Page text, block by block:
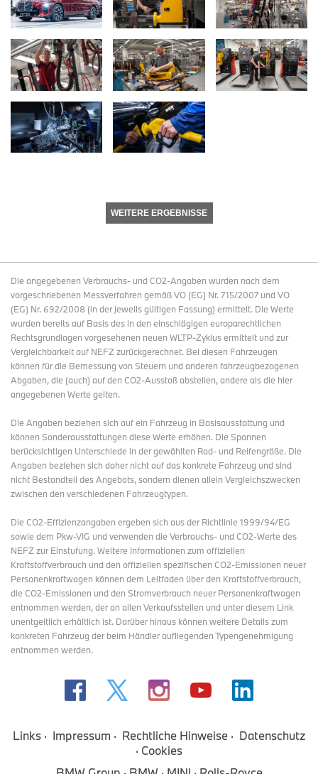
WEITERE ERGEBNISSE
Die angegebenen Verbrauchs- und CO2-Angaben wurden nach dem
vorgeschriebenen Messverfahren gemäß VO (EG) Nr. 715/2007 und VO
(EG) Nr. 692/2008 (in der jeweils gültigen Fassung) ermittelt. Die Werte
wurden bereits auf Basis des in den einschlägigen europarechtlichen
Rechtsgrundlagen vorgesehenen neuen WLTP-Zyklus ermittelt und zur
Vergleichbarkeit auf NEFZ zurückgerechnet. Bei diesen Fahrzeugen
können für die Bemessung von Steuern und anderen fahrzeugbezogenen
Abgaben, die (auch) auf den CO2-Ausstoß abstellen, andere als die hier
angegebenen Werte gelten.
Die Angaben beziehen sich auf ein Fahrzeug in Basisausstattung und
können Sonderausstattungen diese Werte erhöhen. Die Spannen
berücksichtigen Unterschiede in der gewählten Rad- und Reifengröße. Die
Angaben beziehen sich daher nicht auf das konkrete Fahrzeug und sind
nicht Bestandteil des Angebots, sondern dienen allein Vergleichszwecken
zwischen den verschiedenen Fahrzeugtypen.
Die CO2-Effizienzangaben ergeben sich aus der Richtlinie 1999/94/EG
sowie dem Pkw-VIG und verwenden die Verbrauchs- und CO2-Werte des
NEFZ zur Einstufung. Weitere Informationen zum offiziellen
Kraftstoffverbrauch und den offiziellen spezifischen CO2-Emissionen neuer
Personenkraftwagen können dem Leitfaden über den Kraftstoffverbrauch,
die CO2-Emissionen und den Stromverbrauch neuer Personenkraftwagen
entnommen werden, der an allen Verkaufsstellen und unter diesem Link
unentgeltlich erhältlich ist. Darüber hinaus können weitere Details zum
konkreten Fahrzeug der beim Händler aufliegenden Typengenehmigung
entnommen werden.
Links Impressum Rechtliche Hinweise
Datenschutz
Cookies